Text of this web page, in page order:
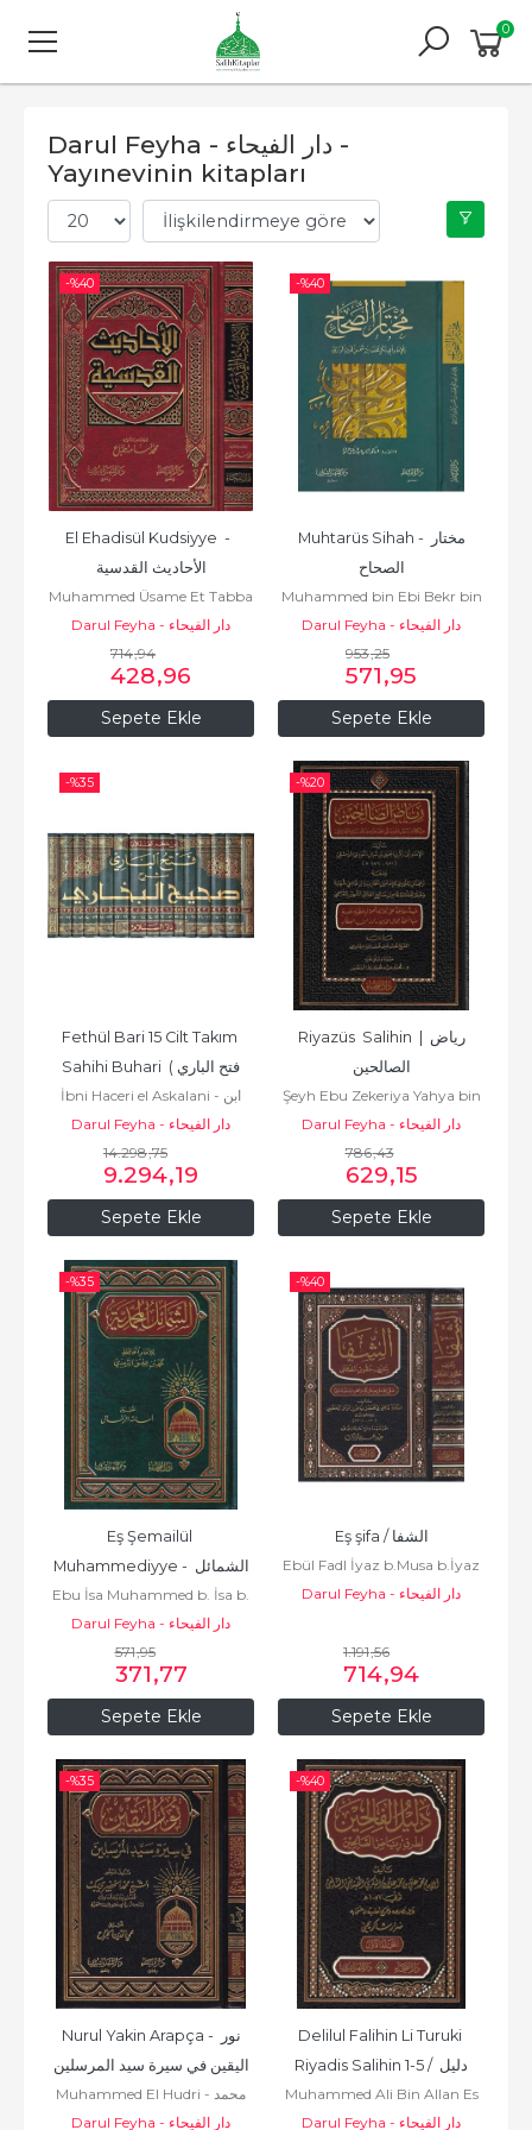
0
Darul Feyha - دار الفيحاء -
Yayınevinin kitapları
-%40
Sepete Ekle
El Ehadisül Kudsiyye  -
الأحاديث القدسية
Muhammed Üsame Et Tabba
- محمد أسامة الطباع
Darul Feyha - دار الفيحاء
714,94
428,96
-%40
Sepete Ekle
Muhtarüs Sihah - مختار
الصحاح
Muhammed bin Ebi Bekr bin
Abdülkâdir Er Razi
Darul Feyha - دار الفيحاء
953,25
571,95
-%35
Sepete Ekle
Fethül Bari 15 Cilt Takım
Sahihi Buhari  (فتح الباري
بشرح صحيح البخاري...İbni Haceri el Askalani - ابن
حجر العسقلانيDarul Feyha - دار الفيحاء
14.298,75
9.294,19
-%20
Sepete Ekle
Riyazüs  Salihin  | رياض
الصالحين
Şeyh Ebu Zekeriya Yahya bin
Şerif En Nevevi ابي زكريا يحيى
بن شرف النووي الدمشقي
Darul Feyha - دار الفيحاء
786,43
629,15
-%35
Sepete Ekle
Eş Şemailül
Muhammediyye - الشمائل
المحمدية
Ebu İsa Muhammed b. İsa b.
Sevre Es Sülemi Et Tirmizi أبي
عيسى محمد بن عيسى بن سورة بن
موسى الترمذي
Darul Feyha - دار الفيحاء
571,95
371,77
-%40
Sepete Ekle
Eş şifa / الشفا
Ebül Fadl İyaz b.Musa b.İyaz
El Yahsubi أبي الفضل عياض بن
Darul Feyha - دار الفيحاء
1.191,56
714,94
-%35
Nurul Yakin Arapça - نور
اليقين في سيرة سيد المرسلين
Muhammed El Hudri - محمد
بن مصطفى بن حسن
Darul Feyha - دار الفيحاء
-%40
Delilul Falihin Li Turuki
Riyadis Salihin 1-5 / دليل
الفالحين لطرق رياض...
Muhammed Ali Bin Allan Es
Sıddiki - محمد بن علي علان
Darul Feyha - دار الفيحاء